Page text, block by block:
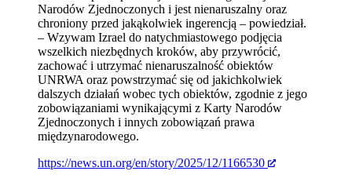
Narodów Zjednoczonych i jest nienaruszalny oraz
chroniony przed jakąkolwiek ingerencją – powiedział.
– Wzywam Izrael do natychmiastowego podjęcia
wszelkich niezbędnych kroków, aby przywrócić,
zachować i utrzymać nienaruszalność obiektów
UNRWA oraz powstrzymać się od jakichkolwiek
dalszych działań wobec tych obiektów, zgodnie z jego
zobowiązaniami wynikającymi z Karty Narodów
Zjednoczonych i innych zobowiązań prawa
międzynarodowego.
https://news.un.org/en/story/2025/12/1166530